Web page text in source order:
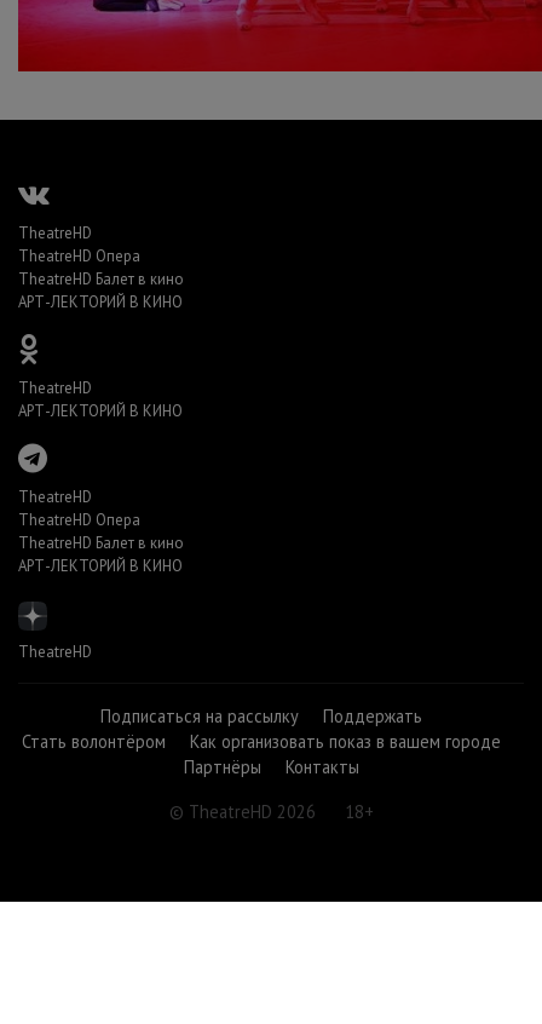
TheatreHD
TheatreHD Опера
TheatreHD Балет в кино
АРТ-ЛЕКТОРИЙ В КИНО
TheatreHD
АРТ-ЛЕКТОРИЙ В КИНО
TheatreHD
TheatreHD Опера
TheatreHD Балет в кино
АРТ-ЛЕКТОРИЙ В КИНО
TheatreHD
Подписаться на рассылку
Поддержать
Стать волонтёром
Как организовать показ в вашем городе
Партнёры
Контакты
© TheatreHD 2026
18+